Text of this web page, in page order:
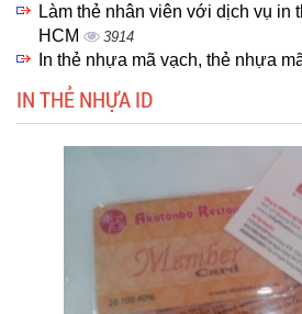
Làm thẻ nhân viên với dịch vụ in
HCM
3914
In thẻ nhựa mã vạch, thẻ nhựa
IN THẺ NHỰA ID